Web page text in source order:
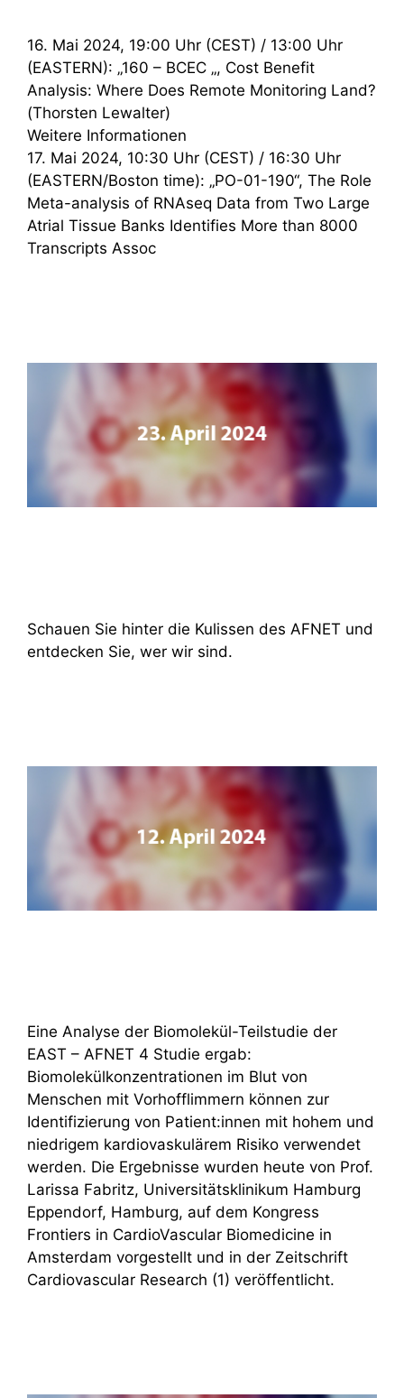
16. Mai 2024, 19:00 Uhr (CEST) / 13:00 Uhr
(EASTERN): „160 – BCEC „, Cost Benefit
Analysis: Where Does Remote Monitoring Land?
(Thorsten Lewalter)
Weitere Informationen
17. Mai 2024, 10:30 Uhr (CEST) / 16:30 Uhr
(EASTERN/Boston time): „PO-01-190“, The Role
Meta-analysis of RNAseq Data from Two Large
Atrial Tissue Banks Identifies More than 8000
Transcripts Assoc
Schauen Sie hinter die Kulissen des AFNET und
entdecken Sie, wer wir sind.
Eine Analyse der Biomolekül-Teilstudie der
EAST – AFNET 4 Studie ergab:
Biomolekülkonzentrationen im Blut von
Menschen mit Vorhofflimmern können zur
Identifizierung von Patient:innen mit hohem und
niedrigem kardiovaskulärem Risiko verwendet
werden. Die Ergebnisse wurden heute von Prof.
Larissa Fabritz, Universitätsklinikum Hamburg
Eppendorf, Hamburg, auf dem Kongress
Frontiers in CardioVascular Biomedicine in
Amsterdam vorgestellt und in der Zeitschrift
Cardiovascular Research (1) veröffentlicht.